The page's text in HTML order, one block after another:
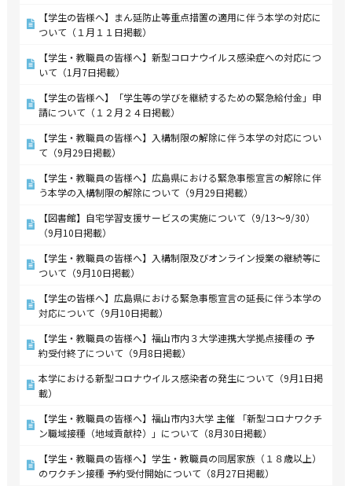
【学生の皆様へ】まん延防止等重点措置の適用に伴う本学の対応に
ついて（１月１１日掲載）
【学生・教職員の皆様へ】新型コロナウイルス感染症への対応につ
いて（1月7日掲載）
【学生の皆様へ】「学生等の学びを継続するための緊急給付金」申
請について（１２月２４日掲載）
【学生・教職員の皆様へ】入構制限の解除に伴う本学の対応につい
て（9月29日掲載）
【学生・教職員の皆様へ】広島県における緊急事態宣言の解除に伴
う本学の入構制限の解除について（9月29日掲載）
【図書館】自宅学習支援サービスの実施について（9/13～9/30）
（9月10日掲載）
【学生・教職員の皆様へ】入構制限及びオンライン授業の継続等に
ついて（9月10日掲載）
【学生の皆様へ】広島県における緊急事態宣言の延長に伴う本学の
対応について（9月10日掲載）
【学生・教職員の皆様へ】福山市内３大学連携大学拠点接種の 予
約受付終了について（9月8日掲載）
本学における新型コロナウイルス感染者の発生について（9月1日掲
載）
【学生・教職員の皆様へ】福山市内3大学 主催 「新型コロナワクチ
ン職域接種（地域貢献枠）」について（8月30日掲載）
【学生・教職員の皆様へ】学生・教職員の同居家族（１８歳以上）
のワクチン接種 予約受付開始について（8月27日掲載）